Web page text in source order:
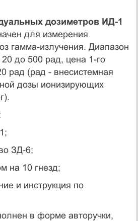
дозиметров ИД-1
для измерения
гамма-излучения. Диапазон
до 500 рад, цена 1-го
рад (рад - внесистемная
дозы ионизирующих
ЗД-6;
на 10 гнезд;
и инструкция по
в форме авторучки,